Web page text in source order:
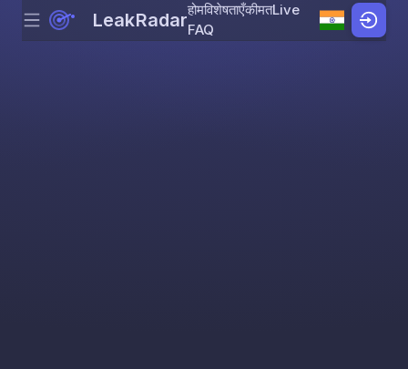
Skip to content
Menu LeakRadarहोमविशेषताएँकीमतLive
FAQ